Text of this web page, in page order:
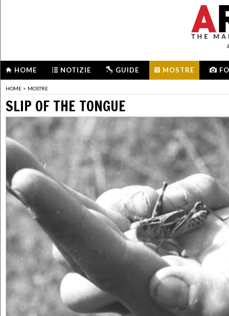
HOME NOTIZIE GUIDE MOSTRE
HOME > MOSTRE
SLIP OF THE TONGUE